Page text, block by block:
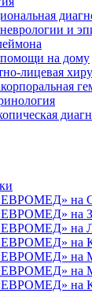
и
на дому
лицевая
на
на
на
на
на
на
на